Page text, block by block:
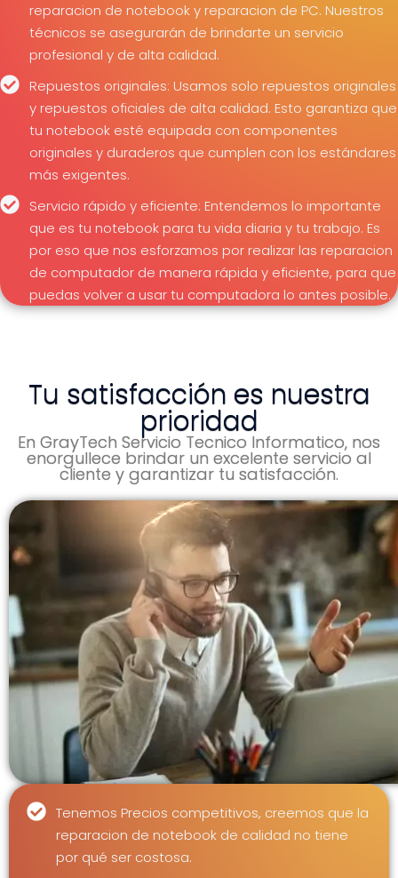
reparacion de notebook y reparacion de PC. Nuestros
técnicos se asegurarán de brindarte un servicio
profesional y de alta calidad.
Repuestos originales: Usamos solo repuestos originales
y repuestos oficiales de alta calidad. Esto garantiza que
tu notebook esté equipada con componentes
originales y duraderos que cumplen con los estándares
más exigentes.
Servicio rápido y eficiente: Entendemos lo importante
que es tu notebook para tu vida diaria y tu trabajo. Es
por eso que nos esforzamos por realizar las reparacion
de computador de manera rápida y eficiente, para que
puedas volver a usar tu computadora lo antes posible.
Tu satisfacción es nuestra
prioridad
En GrayTech Servicio Tecnico Informatico, nos
enorgullece brindar un excelente servicio al
cliente y garantizar tu satisfacción.
Tenemos Precios competitivos, creemos que la
reparacion de notebook de calidad no tiene
por qué ser costosa.